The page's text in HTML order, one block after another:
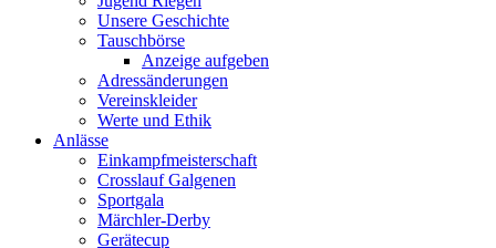
Unsere Geschichte
Tauschbörse
Anzeige aufgeben
Adressänderungen
Vereinskleider
Werte und Ethik
Anlässe
Einkampfmeisterschaft
Crosslauf Galgenen
Sportgala
Märchler-Derby
Gerätecup